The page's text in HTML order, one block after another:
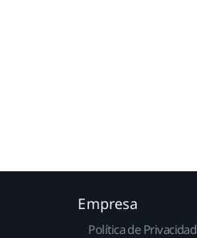
Empresa
Política de Privacidad